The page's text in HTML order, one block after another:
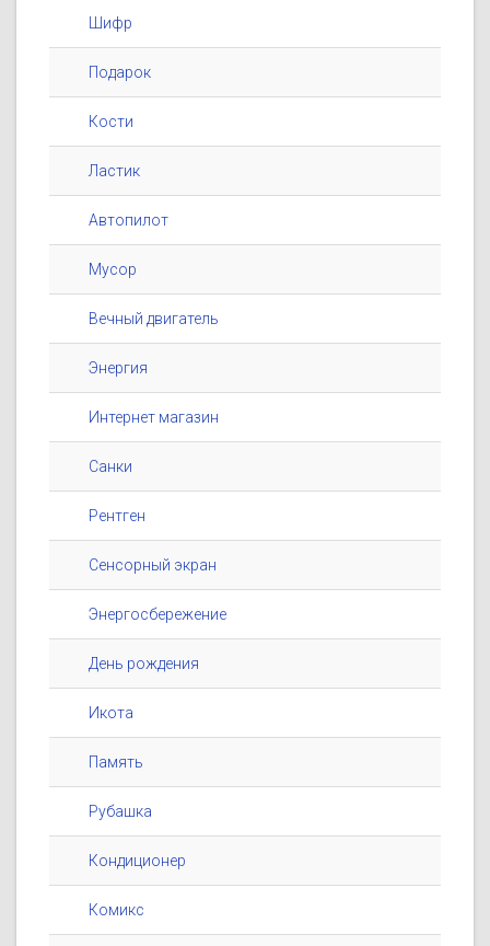
Шифр
Подарок
Кости
Ластик
Автопилот
Мусор
Вечный двигатель
Энергия
Интернет магазин
Санки
Рентген
Сенсорный экран
Энергосбережение
День рождения
Икота
Память
Рубашка
Кондиционер
Комикс